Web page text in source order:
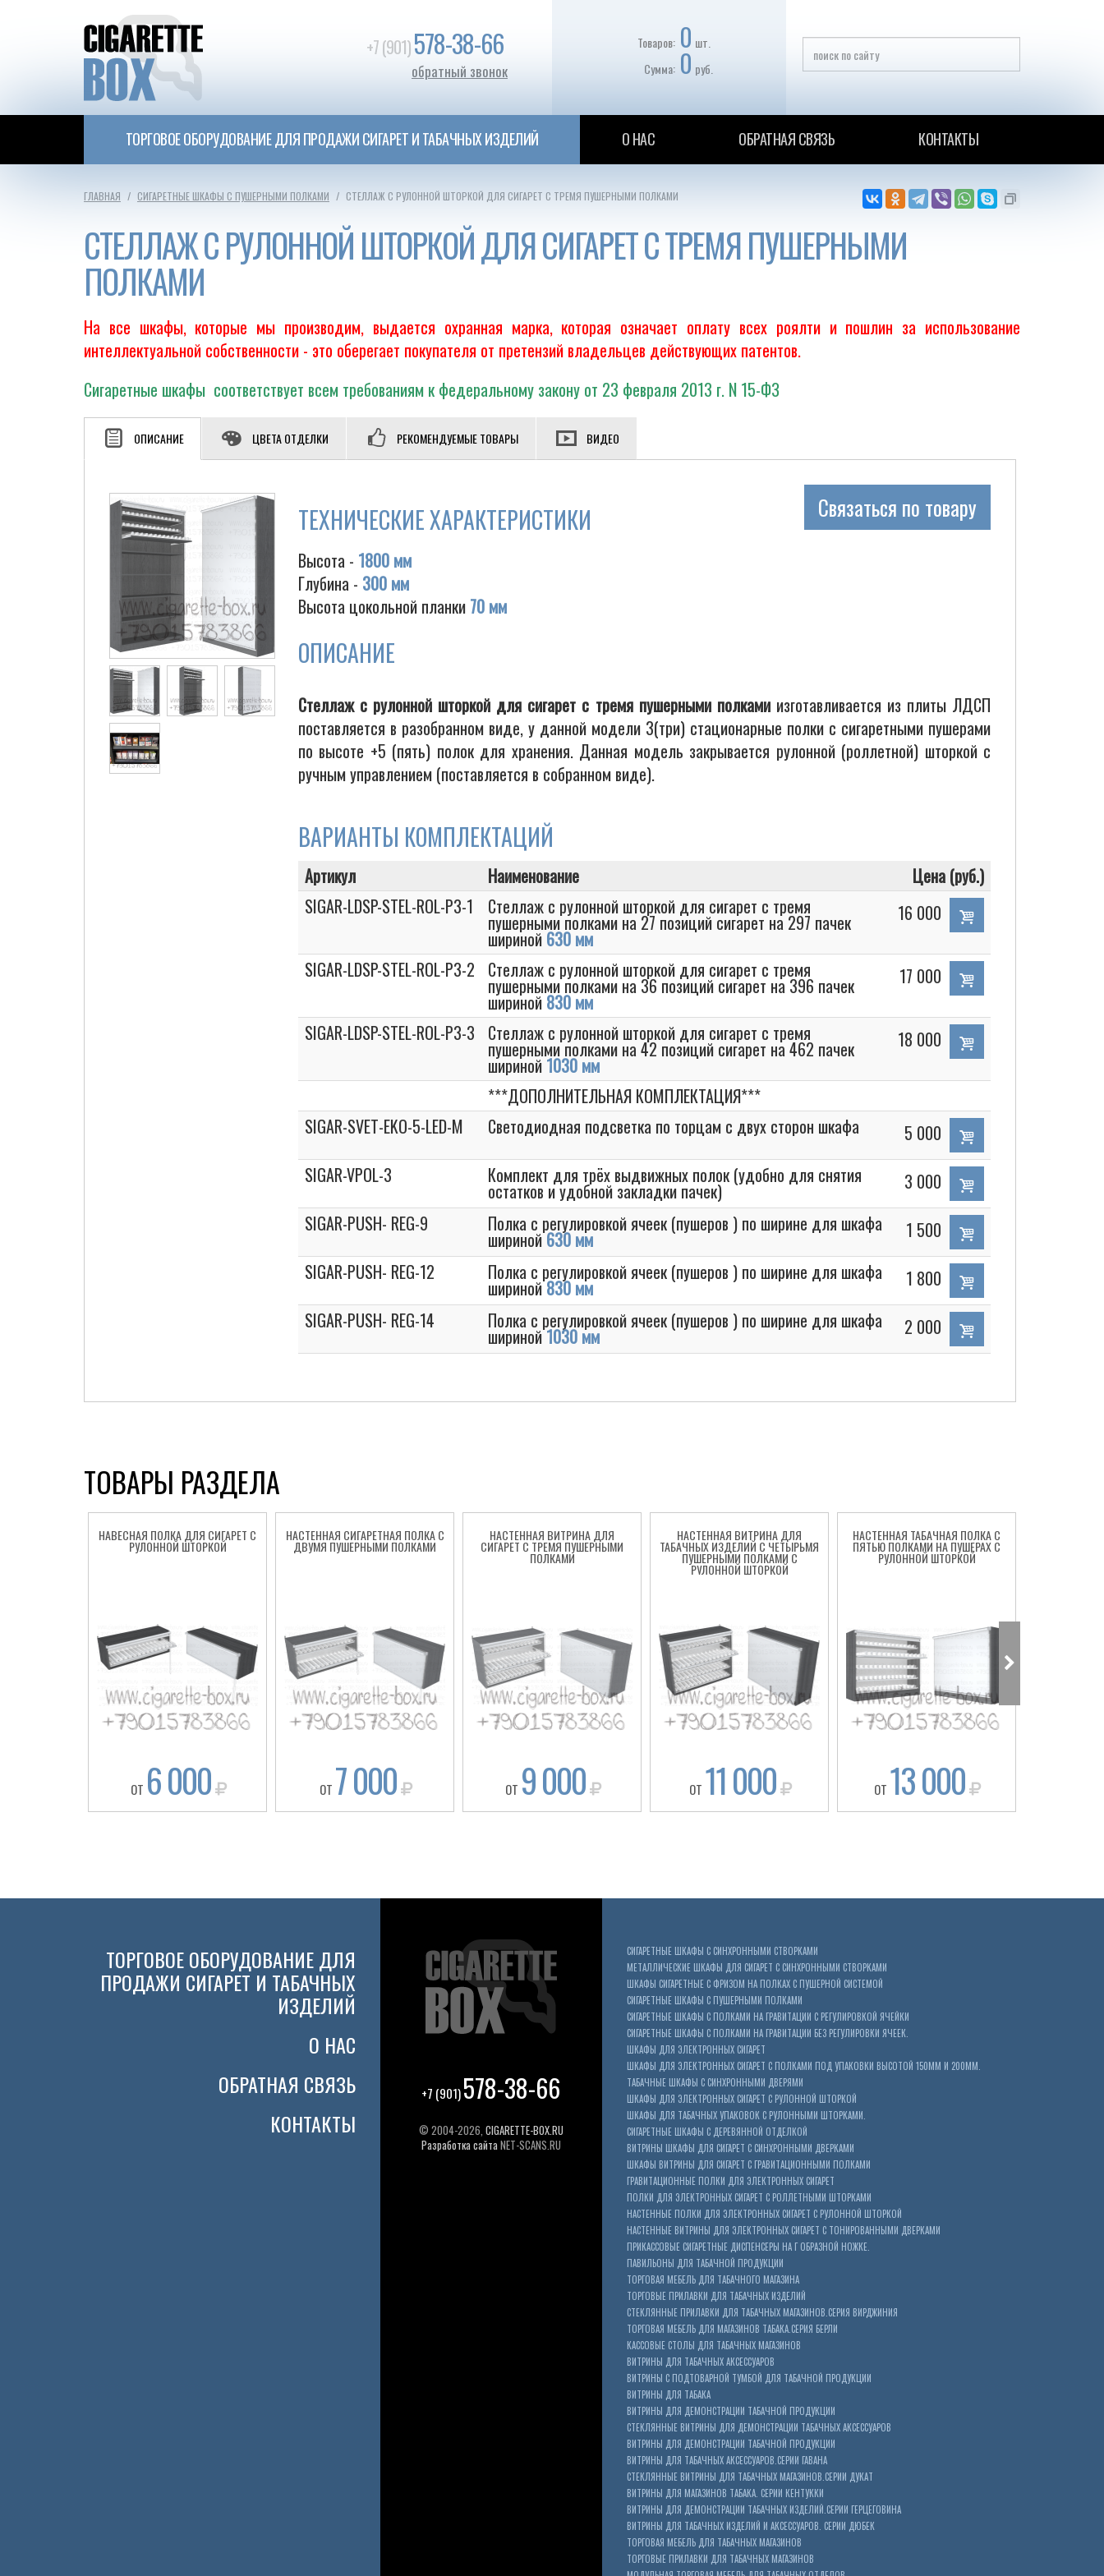
+7 (901)578-38-66
обратный звонок
Товаров: 0 шт.
Сумма: 0 руб.
ТОРГОВОЕ ОБОРУДОВАНИЕ ДЛЯ ПРОДАЖИ СИГАРЕТ И ТАБАЧНЫХ ИЗДЕЛИЙ О НАС ОБРАТНАЯ СВЯЗЬ КОНТАКТЫ
ГЛАВНАЯ СИГАРЕТНЫЕ ШКАФЫ С ПУШЕРНЫМИ ПОЛКАМИ СТЕЛЛАЖ С РУЛОННОЙ ШТОРКОЙ ДЛЯ СИГАРЕТ С ТРЕМЯ ПУШЕРНЫМИ ПОЛКАМИ
СТЕЛЛАЖ С РУЛОННОЙ ШТОРКОЙ ДЛЯ СИГАРЕТ С ТРЕМЯ ПУШЕРНЫМИ
ПОЛКАМИ
На все шкафы, которые мы производим, выдается охранная марка, которая означает оплату всех роялти и пошлин за использование
интеллектуальной собственности - это оберегает покупателя от претензий владельцев действующих патентов.
Сигаретные шкафы соответствует всем требованиям к федеральному закону от 23 февраля 2013 г. N 15-ФЗ
ОПИСАНИЕ ЦВЕТА ОТДЕЛКИ РЕКОМЕНДУЕМЫЕ ТОВАРЫ ВИДЕО
Связаться по товару
ТЕХНИЧЕСКИЕ ХАРАКТЕРИСТИКИ
Высота - 1800 мм
Глубина - 300 мм
Высота цокольной планки 70 мм
ОПИСАНИЕ
Стеллаж с рулонной шторкой для сигарет с тремя пушерными полками изготавливается из плиты ЛДСП
поставляется в разобранном виде, у данной модели 3(три) стационарные полки c сигаретными пушерами
по высоте +5 (пять) полок для хранения. Данная модель закрывается рулонной (роллетной) шторкой с
ручным управлением (поставляется в собранном виде).
ВАРИАНТЫ КОМПЛЕКТАЦИЙ
Артикул Наименование
Цена (руб.)
SIGAR-LDSP-STEL-ROL-P3-1
Стеллаж с рулонной шторкой для сигарет с тремя
пушерными полками на 27 позиций сигарет на 297 пачек
шириной 630 мм
16 000
SIGAR-LDSP-STEL-ROL-P3-2 Стеллаж с рулонной шторкой для сигарет с тремя
пушерными полками на 36 позиций сигарет на 396 пачек
шириной 830 мм
17 000
SIGAR-LDSP-STEL-ROL-P3-3 Стеллаж с рулонной шторкой для сигарет с тремя
пушерными полками на 42 позиций сигарет на 462 пачек
шириной 1030 мм
18 000
***ДОПОЛНИТЕЛЬНАЯ КОМПЛЕКТАЦИЯ***
SIGAR-SVET-EKO-5-LED-M
Светодиодная подсветка по торцам с двух сторон шкафа
5 000
SIGAR-VPOL-3
Комплект для трёх выдвижных полок (удобно для снятия
остатков и удобной закладки пачек)
3 000
SIGAR-PUSH- REG-9
Полка с регулировкой ячеек (пушеров ) по ширине для шкафа
шириной630 мм
1 500
SIGAR-PUSH- REG-12
Полка с регулировкой ячеек (пушеров ) по ширине для шкафа
шириной830 мм
1 800
SIGAR-PUSH- REG-14
Полка с регулировкой ячеек (пушеров ) по ширине для шкафа
шириной1030 мм 2 000
ТОВАРЫ РАЗДЕЛА
НАВЕСНАЯ ПОЛКА ДЛЯ СИГАРЕТ С
РУЛОННОЙ ШТОРКОЙ
ОТ 6 000
НАСТЕННАЯ СИГАРЕТНАЯ ПОЛКА С
ДВУМЯ ПУШЕРНЫМИ ПОЛКАМИ
ОТ 7 000
НАСТЕННАЯ ВИТРИНА ДЛЯ
СИГАРЕТ С ТРЕМЯ ПУШЕРНЫМИ
ПОЛКАМИ
ОТ 9 000
НАСТЕННАЯ ВИТРИНА ДЛЯ
ТАБАЧНЫХ ИЗДЕЛИЙ С ЧЕТЫРЬМЯ
ПУШЕРНЫМИ ПОЛКАМИ С
РУЛОННОЙ ШТОРКОЙ
ОТ 11 000
НАСТЕННАЯ ТАБАЧНАЯ ПОЛКА С
ПЯТЬЮ ПОЛКАМИ НА ПУШЕРАХ С
РУЛОННОЙ ШТОРКОЙ
ОТ 13 000
ТОРГОВОЕ ОБОРУДОВАНИЕ ДЛЯ
ПРОДАЖИ СИГАРЕТ И ТАБАЧНЫХ
ИЗДЕЛИЙ
О НАС
ОБРАТНАЯ СВЯЗЬ
КОНТАКТЫ
+7 (901)578-38-66
© 2004-2026, CIGARETTE-BOX.RU
Разработка сайтаNET-SCANS.RU
СИГАРЕТНЫЕ ШКАФЫ С СИНХРОННЫМИ СТВОРКАМИ
МЕТАЛЛИЧЕСКИЕ ШКАФЫ ДЛЯ СИГАРЕТ С СИНХРОННЫМИ СТВОРКАМИ
ШКАФЫ СИГАРЕТНЫЕ С ФРИЗОМ НА ПОЛКАХ С ПУШЕРНОЙ СИСТЕМОЙ
СИГАРЕТНЫЕ ШКАФЫ С ПУШЕРНЫМИ ПОЛКАМИ
СИГАРЕТНЫЕ ШКАФЫ С ПОЛКАМИ НА ГРАВИТАЦИИ С РЕГУЛИРОВКОЙ ЯЧЕЙКИ
СИГАРЕТНЫЕ ШКАФЫ С ПОЛКАМИ НА ГРАВИТАЦИИ БЕЗ РЕГУЛИРОВКИ ЯЧЕЕК.
ШКАФЫ ДЛЯ ЭЛЕКТРОННЫХ СИГАРЕТ
ШКАФЫ ДЛЯ ЭЛЕКТРОННЫХ СИГАРЕТ С ПОЛКАМИ ПОД УПАКОВКИ ВЫСОТОЙ 150ММ И 200ММ.
ТАБАЧНЫЕ ШКАФЫ С СИНХРОННЫМИ ДВЕРЯМИ
ШКАФЫ ДЛЯ ЭЛЕКТРОННЫХ СИГАРЕТ С РУЛОННОЙ ШТОРКОЙ
ШКАФЫ ДЛЯ ТАБАЧНЫХ УПАКОВОК С РУЛОННЫМИ ШТОРКАМИ.
СИГАРЕТНЫЕ ШКАФЫ С ДЕРЕВЯННОЙ ОТДЕЛКОЙ
ВИТРИНЫ ШКАФЫ ДЛЯ СИГАРЕТ С СИНХРОННЫМИ ДВЕРКАМИ
ШКАФЫ ВИТРИНЫ ДЛЯ СИГАРЕТ С ГРАВИТАЦИОННЫМИ ПОЛКАМИ
ГРАВИТАЦИОННЫЕ ПОЛКИ ДЛЯ ЭЛЕКТРОННЫХ СИГАРЕТ
ПОЛКИ ДЛЯ ЭЛЕКТРОННЫХ СИГАРЕТ С РОЛЛЕТНЫМИ ШТОРКАМИ
НАСТЕННЫЕ ПОЛКИ ДЛЯ ЭЛЕКТРОННЫХ СИГАРЕТ С РУЛОННОЙ ШТОРКОЙ
НАСТЕННЫЕ ВИТРИНЫ ДЛЯ ЭЛЕКТРОННЫХ СИГАРЕТ С ТОНИРОВАННЫМИ ДВЕРКАМИ
ПРИКАССОВЫЕ СИГАРЕТНЫЕ ДИСПЕНСЕРЫ НА Г ОБРАЗНОЙ НОЖКЕ.
ПАВИЛЬОНЫ ДЛЯ ТАБАЧНОЙ ПРОДУКЦИИ
ТОРГОВАЯ МЕБЕЛЬ ДЛЯ ТАБАЧНОГО МАГАЗИНА
ТОРГОВЫЕ ПРИЛАВКИ ДЛЯ ТАБАЧНЫХ ИЗДЕЛИЙ
СТЕКЛЯННЫЕ ПРИЛАВКИ ДЛЯ ТАБАЧНЫХ МАГАЗИНОВ.СЕРИЯ ВИРДЖИНИЯ
ТОРГОВАЯ МЕБЕЛЬ ДЛЯ МАГАЗИНОВ ТАБАКА.СЕРИЯ БЕРЛИ
КАССОВЫЕ СТОЛЫ ДЛЯ ТАБАЧНЫХ МАГАЗИНОВ
ВИТРИНЫ ДЛЯ ТАБАЧНЫХ АКСЕССУАРОВ
ВИТРИНЫ С ПОДТОВАРНОЙ ТУМБОЙ ДЛЯ ТАБАЧНОЙ ПРОДУКЦИИ
ВИТРИНЫ ДЛЯ ТАБАКА
ВИТРИНЫ ДЛЯ ДЕМОНСТРАЦИИ ТАБАЧНОЙ ПРОДУКЦИИ
СТЕКЛЯННЫЕ ВИТРИНЫ ДЛЯ ДЕМОНСТРАЦИИ ТАБАЧНЫХ АКСЕССУАРОВ
ВИТРИНЫ ДЛЯ ДЕМОНСТРАЦИИ ТАБАЧНОЙ ПРОДУКЦИИ
ВИТРИНЫ ДЛЯ ТАБАЧНЫХ АКСЕССУАРОВ.СЕРИИ ГАВАНА
СТЕКЛЯННЫЕ ВИТРИНЫ ДЛЯ ТАБАЧНЫХ МАГАЗИНОВ.СЕРИИ ДУКАТ
ВИТРИНЫ ДЛЯ МАГАЗИНОВ ТАБАКА. СЕРИИ КЕНТУККИ
ВИТРИНЫ ДЛЯ ДЕМОНСТРАЦИИ ТАБАЧНЫХ ИЗДЕЛИЙ.СЕРИИ ГЕРЦЕГОВИНА
ВИТРИНЫ ДЛЯ ТАБАЧНЫХ ИЗДЕЛИЙ И АКСЕССУАРОВ. СЕРИИ ДЮБЕК
ТОРГОВАЯ МЕБЕЛЬ ДЛЯ ТАБАЧНЫХ МАГАЗИНОВ
ТОРГОВЫЕ ПРИЛАВКИ ДЛЯ ТАБАЧНЫХ МАГАЗИНОВ